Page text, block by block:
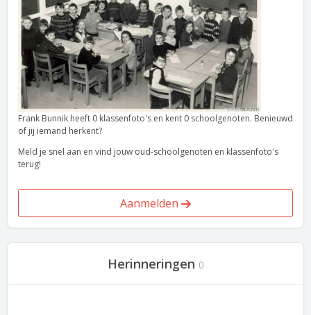
Frank Bunnik heeft 0 klassenfoto's en kent 0 schoolgenoten. Benieuwd
of jij iemand herkent?
Meld je snel aan en vind jouw oud-schoolgenoten en klassenfoto's
terug!
Aanmelden
Herinneringen 0